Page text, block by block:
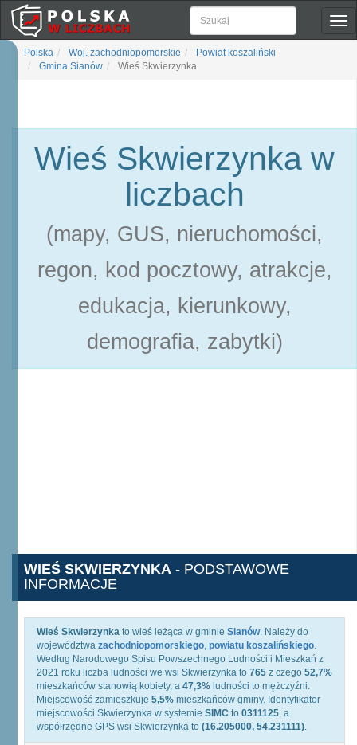
Polska Woj. zachodniopomorskie
Powiat koszaliński
Gmina Sianów
Wieś Skwierzynka
Wieś Skwierzynka w
liczbach
(mapy, GUS, nieruchomości,
regon, kod pocztowy, atrakcje,
edukacja, kierunkowy,
demografia, zabytki)
WIEŚ SKWIERZYNKA - PODSTAWOWE
INFORMACJE
Wieś Skwierzynka to wieś leżąca w gminie Sianów. Należy do
województwa zachodniopomorskiego, powiatu koszalińskiego.
Według Narodowego Spisu Powszechnego Ludności i Mieszkań z
2021 roku liczba ludności we wsi Skwierzynka to 765 z czego 52,7%
mieszkańców stanowią kobiety, a 47,3% ludności to mężczyźni.
Miejscowość zamieszkuje 5,5% mieszkańców gminy. Identyfikator
miejscowości Skwierzynka w systemie SIMC to 0311125, a
współrzędne GPS wsi Skwierzynka to (16.205000, 54.231111).